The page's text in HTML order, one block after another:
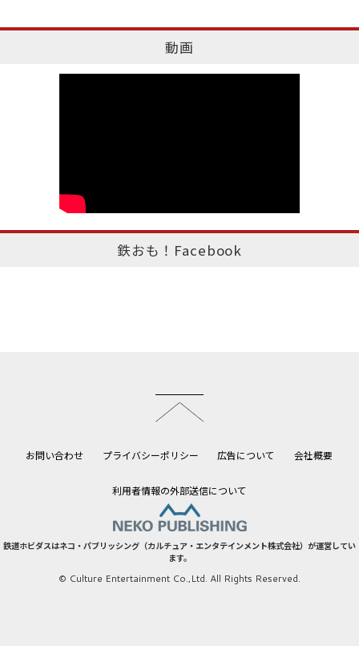
動画
鉄おも！Facebook
お問い合わせ プライバシーポリシー 広告について 会社概要
利用者情報の外部送信について
鉄道ホビダスはネコ・パブリッシング（カルチュア・エンタテインメント株式会社）が運営してい
ます。
© Culture Entertainment Co.,Ltd. All Rights Reserved.